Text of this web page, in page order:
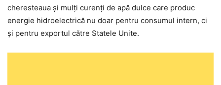
cheresteaua și mulți curenți de apă dulce care produc
energie hidroelectrică nu doar pentru consumul intern, ci
și pentru exportul către Statele Unite.